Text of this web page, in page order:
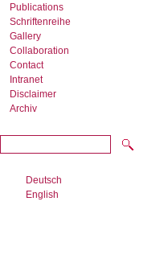
Publications
Schriftenreihe
Gallery
Collaboration
Contact
Intranet
Disclaimer
Archiv
Deutsch
English